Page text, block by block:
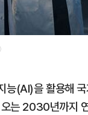
능(AI)을 활용해
오는 2030년까지